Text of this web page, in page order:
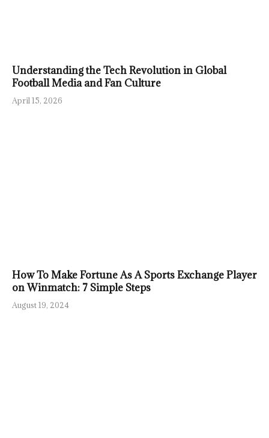
Understanding the Tech Revolution in Global
Football Media and Fan Culture
April 15, 2026
How To Make Fortune As A Sports Exchange Player
on Winmatch: 7 Simple Steps
August 19, 2024